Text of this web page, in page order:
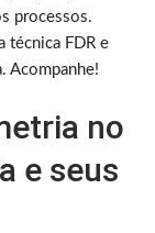
processos.
técnica FDR e
Acompanhe!
no
e seus